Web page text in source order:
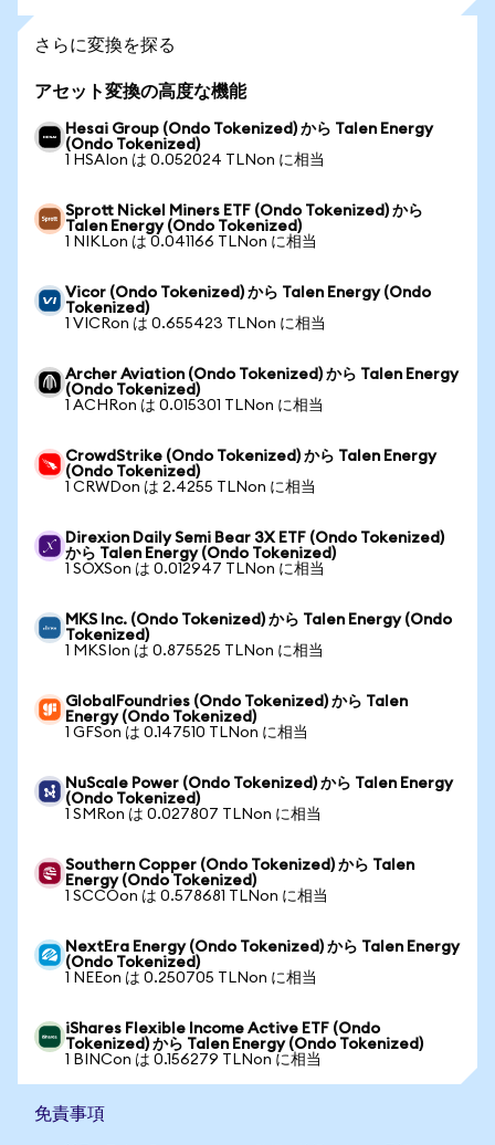
さらに変換を探る
アセット変換の高度な機能
Hesai Group (Ondo Tokenized) から Talen Energy
(Ondo Tokenized)
1 HSAIon は 0.052024 TLNon に相当
Sprott Nickel Miners ETF (Ondo Tokenized) から
Talen Energy (Ondo Tokenized)
1 NIKLon は 0.041166 TLNon に相当
Vicor (Ondo Tokenized) から Talen Energy (Ondo
Tokenized)
1 VICRon は 0.655423 TLNon に相当
Archer Aviation (Ondo Tokenized) から Talen Energy
(Ondo Tokenized)
1 ACHRon は 0.015301 TLNon に相当
CrowdStrike (Ondo Tokenized) から Talen Energy
(Ondo Tokenized)
1 CRWDon は 2.4255 TLNon に相当
Direxion Daily Semi Bear 3X ETF (Ondo Tokenized)
から Talen Energy (Ondo Tokenized)
1 SOXSon は 0.012947 TLNon に相当
MKS Inc. (Ondo Tokenized) から Talen Energy (Ondo
Tokenized)
1 MKSIon は 0.875525 TLNon に相当
GlobalFoundries (Ondo Tokenized) から Talen
Energy (Ondo Tokenized)
1 GFSon は 0.147510 TLNon に相当
NuScale Power (Ondo Tokenized) から Talen Energy
(Ondo Tokenized)
1 SMRon は 0.027807 TLNon に相当
Southern Copper (Ondo Tokenized) から Talen
Energy (Ondo Tokenized)
1 SCCOon は 0.578681 TLNon に相当
NextEra Energy (Ondo Tokenized) から Talen Energy
(Ondo Tokenized)
1 NEEon は 0.250705 TLNon に相当
iShares Flexible Income Active ETF (Ondo
Tokenized) から Talen Energy (Ondo Tokenized)
1 BINCon は 0.156279 TLNon に相当
免責事項